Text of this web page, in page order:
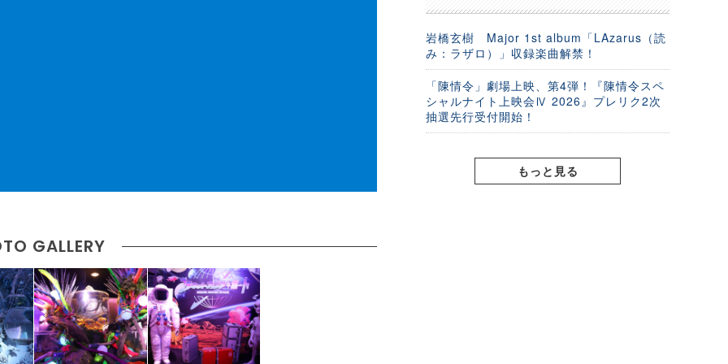
GALLERY
岩橋玄樹 Major 1st album「LAzarus（読
み：ラザロ）」収録楽曲解禁！
「陳情令」劇場上映、第4弾！『陳情令スペ
シャルナイト上映会Ⅳ 2026』プレリク2次
抽選先行受付開始！
もっと見る